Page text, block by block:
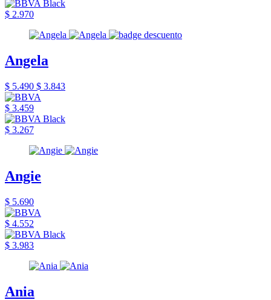
$ 2.970
Angela
$ 5.490 $ 3.843
$ 3.459
$ 3.267
Angie
$ 5.690
$ 4.552
$ 3.983
Ania